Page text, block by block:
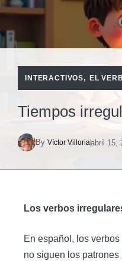
INTERACTIVOS, EL
Tiempos
By Víctor Villoriaabril 15,
Los verbos
En español, los
no siguen los